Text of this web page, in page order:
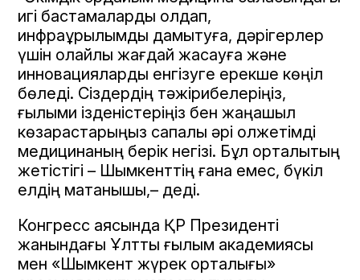
игі бастамаларды қолдап,
инфрақұрылымды дамытуға, дәрігерлер
үшін қолайлы жағдай жасауға және
инновацияларды енгізуге ерекше көңіл
бөледі. Сіздердің тәжірибелеріңіз,
ғылыми ізденістеріңіз бен жаңашыл
көзқарастарыңыз сапалы әрі қолжетімді
медицинаның берік негізі. Бұл орталықтың
жетістігі – Шымкенттің ғана емес, бүкіл
елдің мақтанышы,– деді.
Конгресс аясында ҚР Президенті
жанындағы Ұлттық ғылым академиясы
мен «Шымкент жүрек орталығы»